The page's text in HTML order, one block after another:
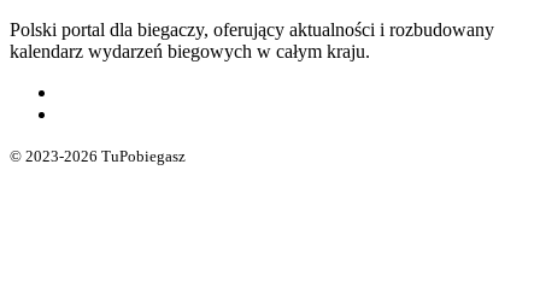
Polski portal dla biegaczy, oferujący aktualności i rozbudowany
kalendarz wydarzeń biegowych w całym kraju.
© 2023-2026 TuPobiegasz